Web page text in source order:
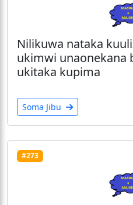
Nilikuwa nataka
ukimwi unaonekana
ukitaka kupima
Soma Jibu
#273